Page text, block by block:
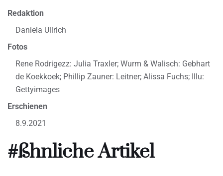
Redaktion
Daniela Ullrich
Fotos
Rene Rodrigezz: Julia Traxler; Wurm & Walisch: Gebhart
de Koekkoek; Phillip Zauner: Leitner; Alissa Fuchs; Illu:
Gettyimages
Erschienen
8.9.2021
#ßhnliche Artikel